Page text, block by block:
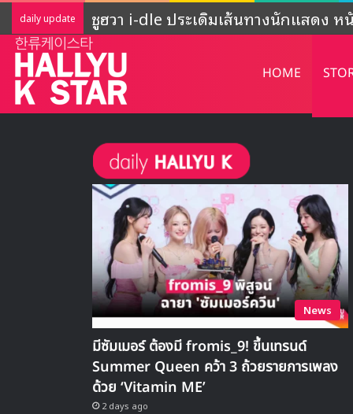
daily update ADOR ชี้แจงกิจกรรมของ NewJeans
HOME
News
มีซัมเมอร์ ต้องมี fromis_9! ขึ้นเทรนด์
Summer Queen คว้า 3 ถ้วยรายการเพลง
ด้วย ‘Vitamin ME’
2 days ago